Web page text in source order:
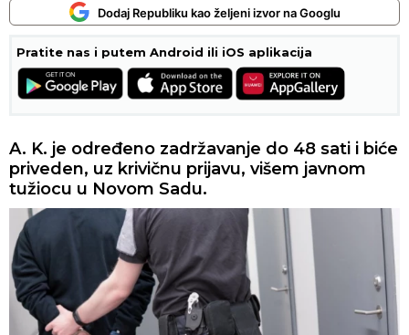
Dodaj Republiku kao željeni izvor na Googlu
Pratite nas i putem Android ili iOS aplikacija
A. K. je određeno zadržavanje do 48 sati i biće
priveden, uz krivičnu prijavu, višem javnom
tužiocu u Novom Sadu.